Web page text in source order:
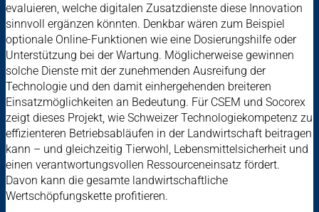
evaluieren, welche digitalen Zusatzdienste diese Innovation
sinnvoll ergänzen könnten. Denkbar wären zum Beispiel
optionale Online-Funktionen wie eine Dosierungshilfe oder
Unterstützung bei der Wartung. Möglicherweise gewinnen
solche Dienste mit der zunehmenden Ausreifung der
Technologie und den damit einhergehenden breiteren
Einsatzmöglichkeiten an Bedeutung. Für CSEM und Socorex
zeigt dieses Projekt, wie Schweizer Technologiekompetenz zu
effizienteren Betriebsabläufen in der Landwirtschaft beitragen
kann – und gleichzeitig Tierwohl, Lebensmittelsicherheit und
einen verantwortungsvollen Ressourceneinsatz fördert.
Davon kann die gesamte landwirtschaftliche
Wertschöpfungskette profitieren.